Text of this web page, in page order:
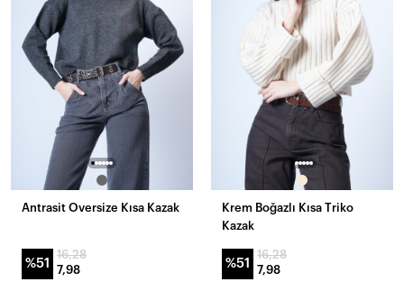
Antrasit Oversize Kısa Kazak
%51
16,28
7,98
Krem Boğazlı Kısa Triko
Kazak
%51
16,28
7,98